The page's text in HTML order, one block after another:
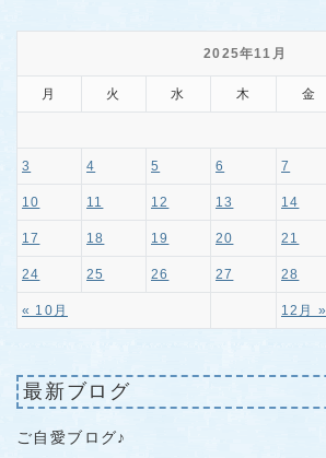
2025年11月
月 火 水 木 金
« 10月 12月 »
3 4 5 6 7
10 11 12 13 14
17 18 19 20 21
24 25 26 27 28
最新ブログ
ご自愛ブログ♪